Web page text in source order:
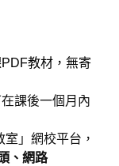
教材，無寄
課後一個月內
」網校平台，
、網路